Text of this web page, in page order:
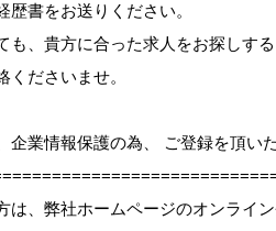
歴書をお送りください。
も、貴方に合った求人をお探しする
くださいませ。
企業情報保護の為、 ご登録を頂い
は、弊社ホームページのオンライ